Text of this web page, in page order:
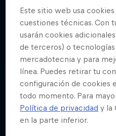
Este sitio web usa
cuestiones técnicas. Con
usarán cookies
de terceros) o
mercadotecnia y para
línea. Puedes retirar tu
configuración de cookies
todo momento. Para
Política de privacidad y la
en la parte inferior.